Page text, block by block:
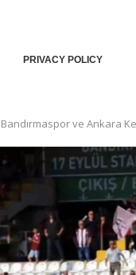
PRIVACY POLICY
Bandırmaspor ve Ankara